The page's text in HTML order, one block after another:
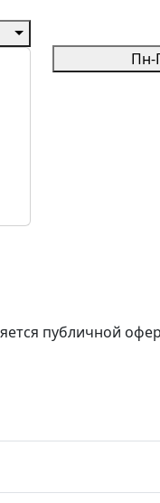
Пн-
публичной